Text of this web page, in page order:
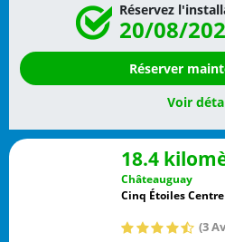
Réservez
20/08/
Réserver
Voir
18.4
Châteauguay
Cinq Étoiles
(3